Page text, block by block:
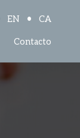
EN • CA
Contacto